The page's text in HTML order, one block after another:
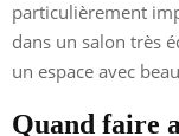
particulièrement
dans un salon très
un espace avec
Quand faire